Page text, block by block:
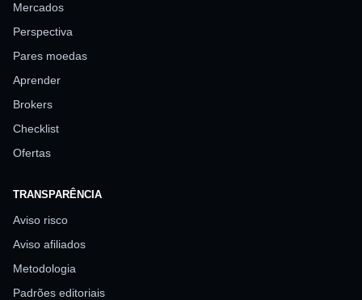
Mercados
Perspectiva
Pares moedas
Aprender
Brokers
Checklist
Ofertas
TRANSPARÊNCIA
Aviso risco
Aviso afiliados
Metodologia
Padrões editoriais